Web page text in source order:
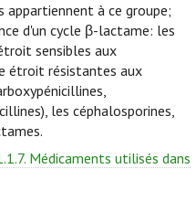
à ce groupe;
d'un cycle β-lactame: les
sensibles aux
étroit résistantes aux
les céphalosporines,
Médicaments utilisés dans